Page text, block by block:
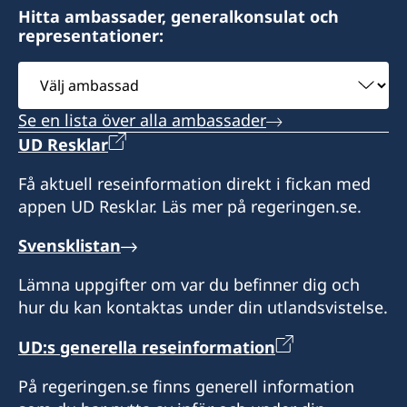
Fax:
Consulate of Sweden
No. 8, Simpang 56-7
Jalan Sangai-Sangai
Brunei-Muara District
Brunei Darussalam
Öppettider: 10 - 15 (boka tid via telefon eller
Honorärkonsul
Nur Judy binti Abdullah
Hitta ambassader, generalkonsulat och
representationer:
Välj
ambassad
Se en lista över alla ambassader
UD Resklar
Få aktuell reseinformation direkt i fickan med
appen UD Resklar. Läs mer på regeringen.se.
Svensklistan
Lämna uppgifter om var du befinner dig och
hur du kan kontaktas under din utlandsvistelse.
UD:s generella reseinformation
På regeringen.se finns generell information